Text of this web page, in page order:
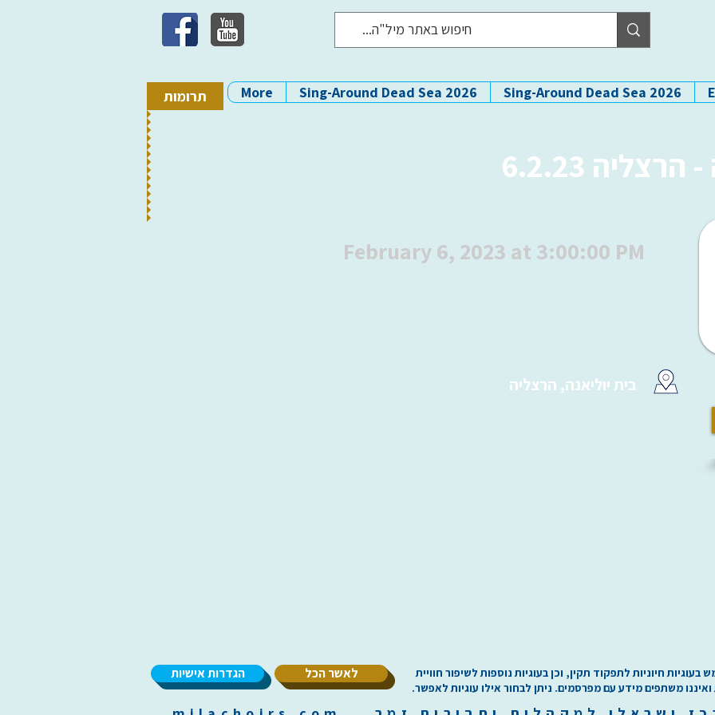
תרומות Sing-Around Dead Sea 2026
Sing-Around Dead Sea 2026
More
6.2.23
February 6, 2023 at 3:00:00 PM
בית יוליאנה, הרצליה
הגדרות אישיות לאשר הכל
חיוניות לתפקוד תקין, וכן בעוגיות נוספות לשיפור חוויית
ואיננו משתפים מידע עם מפרסמים. ניתן לבחור אילו עוגיות לאפשר.